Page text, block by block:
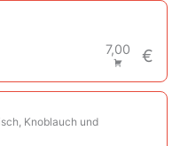
7,00 €
Knoblauch und